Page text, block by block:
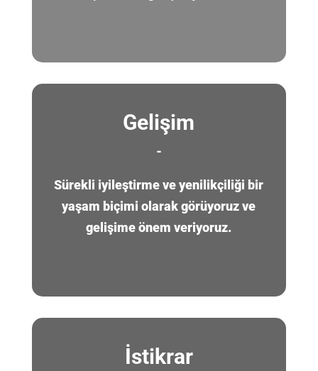
Gelişim
-
Sürekli iyileştirme ve yenilikçiliği bir
yaşam biçimi olarak görüyoruz ve
gelişime önem veriyoruz.
İstikrar